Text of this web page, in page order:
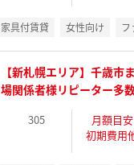
家具付賃貸 女性向け フ
【新札幌エリア】千歳
場関係者様リピーター多
305
月額目
初期費用